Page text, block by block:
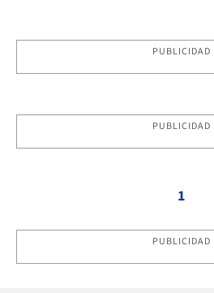
PUBLICIDAD
PUBLICIDAD
1
PUBLICIDAD